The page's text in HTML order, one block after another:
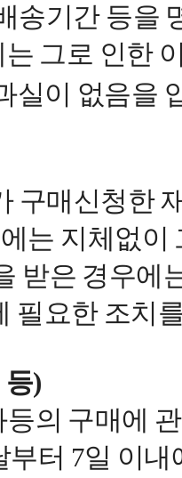
송기간 등을
그로 인한
실이 없음을
구매신청한
는 지체없
받은 경우에
필요한 조치
)
의 구매에
부터 7일 이